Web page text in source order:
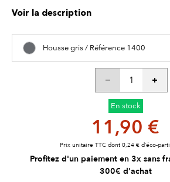
Voir la description
Housse gris / Référence 1400
En stock
11,90 €
Prix unitaire TTC dont 0,24 € d’éco-
Profitez d'un paiement en 3x sans
300€ d'achat